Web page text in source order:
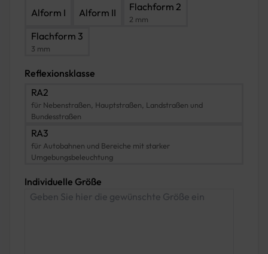
Alform I Alform II Flachform 2
2 mm
Flachform 3
3 mm
Reflexionsklasse
RA2
für Nebenstraßen, Hauptstraßen, Landstraßen und
Bundesstraßen
RA3
für Autobahnen und Bereiche mit starker
Umgebungsbeleuchtung
Individuelle Größe